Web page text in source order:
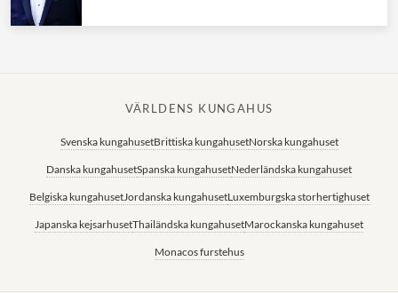
VÄRLDENS KUNGAHUS
Svenska kungahusetBrittiska kungahusetNorska kungahuset
Danska kungahusetSpanska kungahusetNederländska kungahuset
Belgiska kungahusetJordanska kungahusetLuxemburgska storhertighuset
Japanska kejsarhusetThailändska kungahusetMarockanska kungahuset
Monacos furstehus